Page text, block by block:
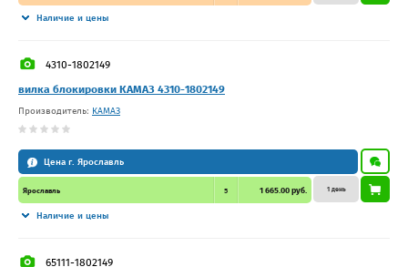
Наличие и цены
4310-1802149
вилка блокировки КАМАЗ 4310-1802149
Производитель: КАМАЗ
Цена г. Ярославль
Ярославль 5 1 665.00 руб.
Наличие и цены
1 день
65111-1802149